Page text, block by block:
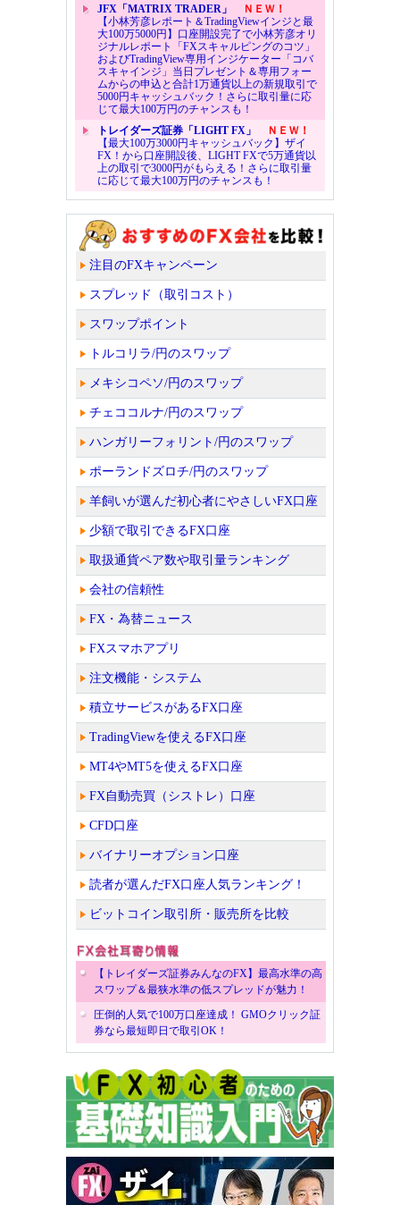
JFX「MATRIX TRADER」
ＮＥＷ！
【小林芳彦レポート＆TradingViewインジと最
大100万5000円】口座開設完了で小林芳彦オリ
ジナルレポート「FXスキャルピングのコツ」
およびTradingView専用インジケーター「コバ
スキャインジ」当日プレゼント＆専用フォー
ムからの申込と合計1万通貨以上の新規取引で
5000円キャッシュバック！さらに取引量に応
じて最大100万円のチャンスも！
トレイダーズ証券「LIGHT FX」
ＮＥＷ！
【最大100万3000円キャッシュバック】ザイ
FX！から口座開設後、LIGHT FXで5万通貨以
上の取引で3000円がもらえる！さらに取引量
に応じて最大100万円のチャンスも！
注目のFXキャンペーン
スプレッド（取引コスト）
スワップポイント
トルコリラ/円のスワップ
メキシコペソ/円のスワップ
チェココルナ/円のスワップ
ハンガリーフォリント/円のスワップ
ポーランドズロチ/円のスワップ
羊飼いが選んだ初心者にやさしいFX口座
少額で取引できるFX口座
取扱通貨ペア数や取引量ランキング
会社の信頼性
FX・為替ニュース
FXスマホアプリ
注文機能・システム
積立サービスがあるFX口座
TradingViewを使えるFX口座
MT4やMT5を使えるFX口座
FX自動売買（シストレ）口座
CFD口座
バイナリーオプション口座
読者が選んだFX口座人気ランキング！
ビットコイン取引所・販売所を比較
【トレイダーズ証券みんなのFX】最高水準の高
スワップ＆最狭水準の低スプレッドが魅力！
圧倒的人気で100万口座達成！ GMOクリック証
券なら最短即日で取引OK！